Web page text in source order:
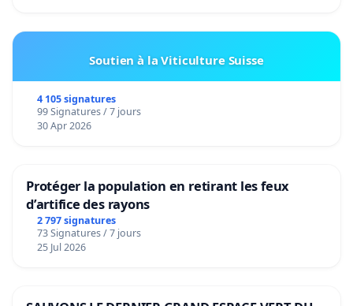
Soutien à la Viticulture Suisse
4 105 signatures
99 Signatures / 7 jours
30 Apr 2026
Protéger la population en retirant les feux
d’artifice des rayons
2 797 signatures
73 Signatures / 7 jours
25 Jul 2026